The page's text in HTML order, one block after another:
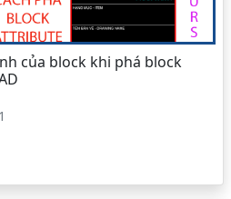
của block khi phá block